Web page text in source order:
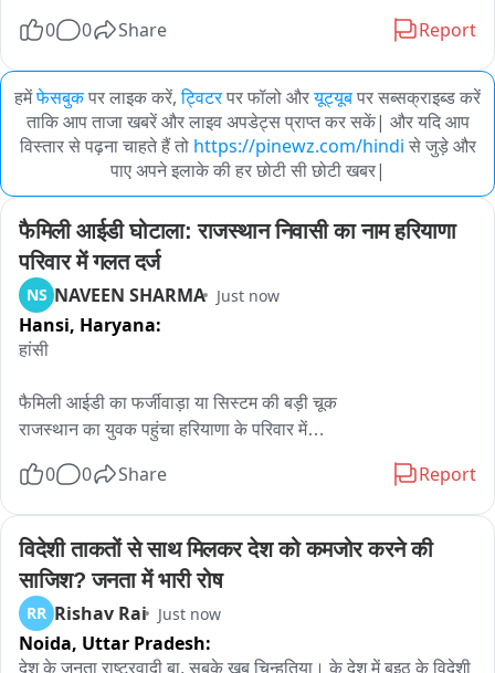
0
0 Share Report
हमेंफेसबुकपर लाइक करें, ट्विटरपर फॉलो औरयूट्यूबपर सब्सक्राइब्ड करें
ताकि आप ताजा खबरें और लाइव अपडेट्स प्राप्त कर सकें| और यदि आप
विस्तार से पढ़ना चाहते हैं तो https://pinewz.com/hindi से जुड़े और
पाए अपने इलाके की हर छोटी सी छोटी खबर|
फैमिली आईडी घोटाला: राजस्थान निवासी का नाम हरियाणा
परिवार में गलत दर्ज
NS NAVEEN SHARMA Just now
Hansi, Haryana:
हांसी
फैमिली आईडी का फर्जीवाड़ा या सिस्टम की बड़ी चूक
राजस्थान का युवक पहुंचा हरियाणा के परिवार में
हांसी। हरियाणा की फैमिली आईडी प्रणाली एक बार फिर सवालों के घेरे में
है। राजस्थान के झुंझुनूं जिले के गांव उरीकी निवासी प्रदीप कुमार का नाम
बिना उसकी जानकारी और सहमति के हांसी के गांव हाजमपुर निवासी सुरजन
सिंह की फैमिली आईडी में दर्ज हो गया। इस मामले के सामने आने के बाद
फैमिली आईडी प्रणाली की कार्यप्रणाली पर गंभीर सवाल उठ रहे हैं。
हाजमपुर निवासी प्रदीप कुमार ने बताया कि वह न तो हाजमपुर के उस
परिवार को जानता है और न ही हरियाणा का निवासी है। वह गुरुग्राम स्थित
0 0 Share Report
विदेशी ताकतों से साथ मिलकर देश को कमजोर करने की
साजिश? जनता में भारी रोष
RR Rishav Rai Just now
Noida, Uttar Pradesh:
देश के जनता राष्ट्रवादी बा, सबके खूब चिन्हतिया। के देश में बइठ के विदेशी